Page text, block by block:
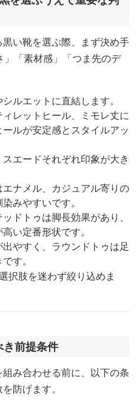
い靴を選ぶ際、まず決め手
「素材感」「つま先のデ
ルエットに直結します。
レットヒール、ミモレ丈に
ルが安定感とスタイルアッ
エードそれぞれ印象が大き
ナメル、カジュアル寄りの
みやすいです。
ッドトゥは脚長効果があり、
い定番形状です。
やすく、ラウンドトゥは足
す。
択肢を迷わず絞り込めま
き前提条件
み合わせる前に、以下の条
防げます。